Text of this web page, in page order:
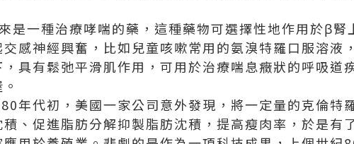
是一種治療哮喘的藥，這種藥物可選擇性地作用於β腎
感神經興奮，比如兒童咳嗽常用的氨溴特羅口服溶液
具有鬆弛平滑肌作用，可用於治療喘息癥狀的呼吸道
年代初，美國一家公司意外發現，將一定量的克倫特
、促進脂肪分解抑製脂肪沈積，提高瘦肉率，於是有